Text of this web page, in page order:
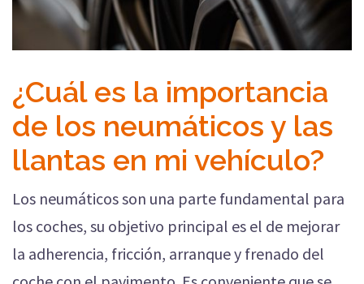
¿Cuál es la importancia
de los neumáticos y las
llantas en mi vehículo?
Los neumáticos son una parte fundamental para
los coches, su objetivo principal es el de mejorar
la adherencia, fricción, arranque y frenado del